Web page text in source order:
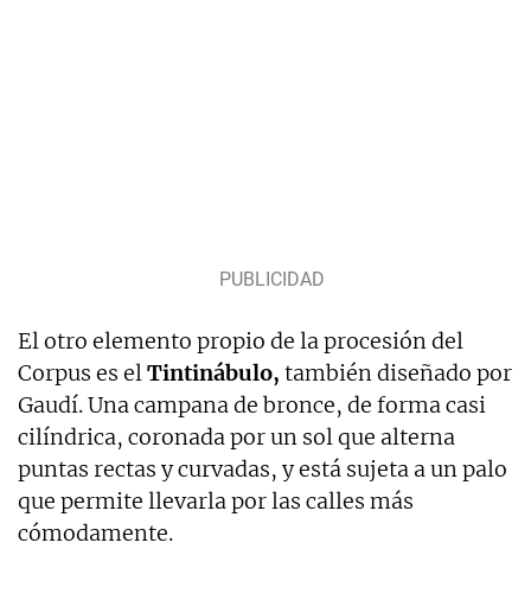
El otro elemento propio de la procesión del
Corpus es elTintinábulo, también diseñado por
Gaudí. Una campana de bronce, de forma casi
cilíndrica, coronada por un sol que alterna
puntas rectas y curvadas, y está sujeta a un palo
que permite llevarla por las calles más
cómodamente.